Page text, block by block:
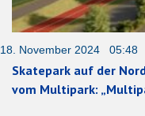
18. November 2024 05:48
Skatepark auf der
vom Multipark: